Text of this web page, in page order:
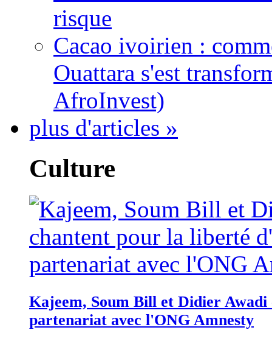
risque
Cacao ivoirien :
Ouattara s'est
AfroInvest)
plus d'articles »
Culture
Kajeem, Soum Bill et Didier
partenariat avec l'ONG Amnesty